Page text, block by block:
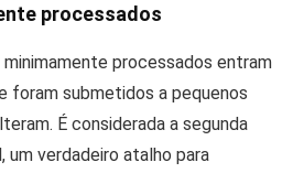
processados
processados entram
foram submetidos a pequenos
É considerada a segunda
um verdadeiro atalho para